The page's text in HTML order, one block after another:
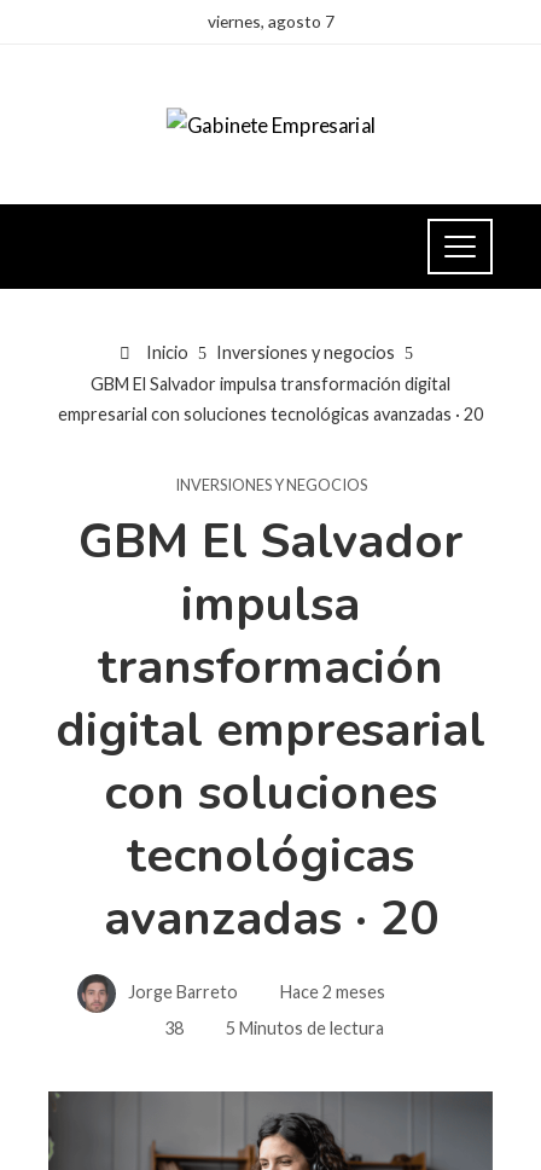
viernes, agosto 7
Inicio
Inversiones y negocios
GBM El Salvador impulsa transformación digital
empresarial con soluciones tecnológicas avanzadas · 20
INVERSIONES Y NEGOCIOS
GBM El Salvador
impulsa
transformación
digital empresarial
con soluciones
tecnológicas
avanzadas · 20
Jorge Barreto
Hace 2 meses
38
5 Minutos de lectura